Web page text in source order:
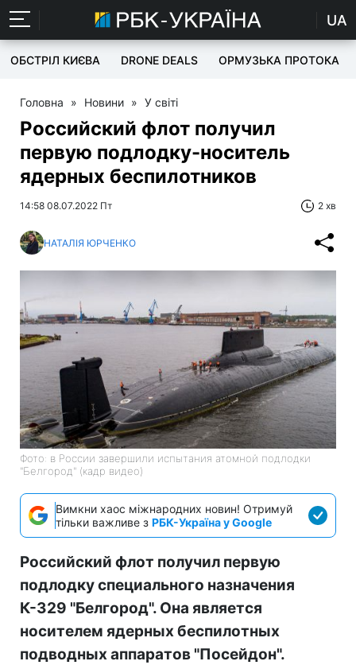
UA
ОБСТРІЛ КИЄВА DRONE DEALS ОРМУЗЬКА ПРОТОКА
Головна » Новини » У світі
Российский флот получил
первую подлодку-носитель
ядерных беспилотников
14:58 08.07.2022 Пт 2 хв
НАТАЛІЯ ЮРЧЕНКО
Фото: в России завершили испытания атомной подлодки
"Белгород" (кадр видео)
Вимкни хаос міжнародних новин! Отримуй
тільки важливе з РБК-Україна у Google
Российский флот получил первую
подлодку специального назначения
К-329 "Белгород". Она является
носителем ядерных беспилотных
подводных аппаратов "Посейдон".